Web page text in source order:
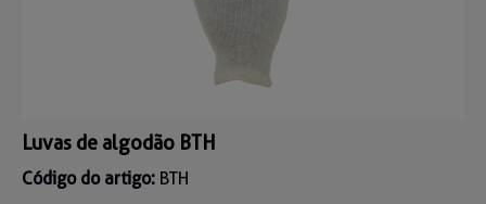
Luvas de algodão BTH
Código do artigo: BTH